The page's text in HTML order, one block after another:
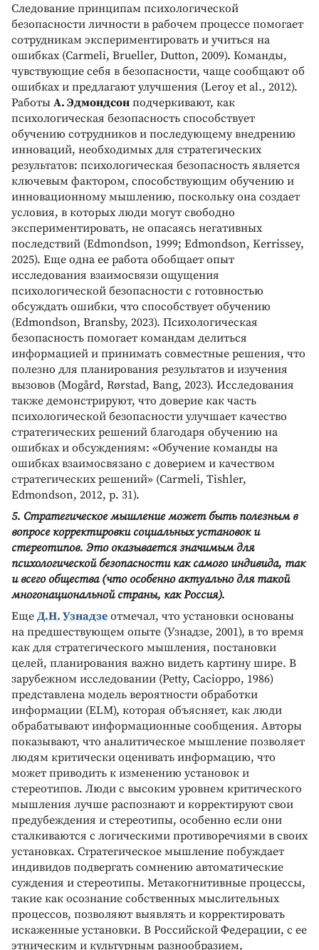
Следование принципам психологической
безопасности личности в рабочем процессе помогает
сотрудникам экспериментировать и учиться на
ошибках (Carmeli, Brueller, Dutton, 2009). Команды,
чувствующие себя в безопасности, чаще сообщают об
ошибках и предлагают улучшения (Leroy et al., 2012).
Работы А. Эдмондсон подчеркивают, как
психологическая безопасность способствует
обучению сотрудников и последующему внедрению
инноваций, необходимых для стратегических
результатов: психологическая безопасность является
ключевым фактором, способствующим обучению и
инновационному мышлению, поскольку она создает
условия, в которых люди могут свободно
экспериментировать, не опасаясь негативных
последствий (Edmondson, 1999; Edmondson, Kerrissey,
2025). Еще одна ее работа обобщает опыт
исследования взаимосвязи ощущения
психологической безопасности с готовностью
обсуждать ошибки, что способствует обучению
(Edmondson, Bransby, 2023). Психологическая
безопасность помогает командам делиться
информацией и принимать совместные решения, что
полезно для планирования результатов и изучения
вызовов (Mogård, Rørstad, Bang, 2023). Исследования
также демонстрируют, что доверие как часть
психологической безопасности улучшает качество
стратегических решений благодаря обучению на
ошибках и обсуждениям: «Обучение команды на
ошибках взаимосвязано с доверием и качеством
стратегических решений» (Carmeli, Tishler,
Edmondson, 2012, p. 31).
5. Стратегическое мышление может быть полезным в
вопросе корректировки социальных установок и
стереотипов. Это оказывается значимым для
психологической безопасности как самого индивида, так
и всего общества (что особенно актуально для такой
многонациональной страны, как Россия).
Еще Д.Н. Узнадзе отмечал, что установки основаны
на предшествующем опыте (Узнадзе, 2001), в то время
как для стратегического мышления, постановки
целей, планирования важно видеть картину шире. В
зарубежном исследовании (Petty, Cacioppo, 1986)
представлена модель вероятности обработки
информации (ELM), которая объясняет, как люди
обрабатывают информационные сообщения. Авторы
показывают, что аналитическое мышление позволяет
людям критически оценивать информацию, что
может приводить к изменению установок и
стереотипов. Люди с высоким уровнем критического
мышления лучше распознают и корректируют свои
предубеждения и стереотипы, особенно если они
сталкиваются с логическими противоречиями в своих
установках. Стратегическое мышление побуждает
индивидов подвергать сомнению автоматические
суждения и стереотипы. Метакогнитивные процессы,
такие как осознание собственных мыслительных
процессов, позволяют выявлять и корректировать
искаженные установки. В Российской Федерации, с ее
этническим и культурным разнообразием,